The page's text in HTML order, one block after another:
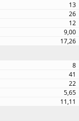
13
26
12
9,00
17,26
8
41
22
5,65
11,11